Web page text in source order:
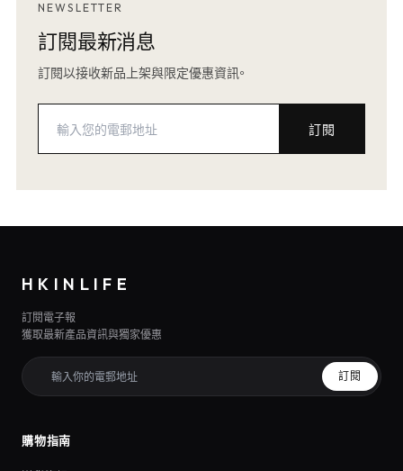
NEWSLETTER
訂閱最新消息
訂閱以接收新品上架與限定優惠資訊。
訂閱
HKINLIFE
訂閱電子報
獲取最新產品資訊與獨家優惠
訂閱
購物指南